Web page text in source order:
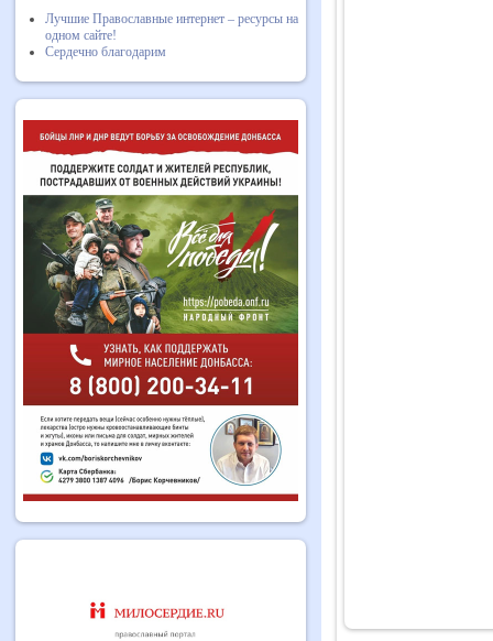
Лучшие Православные интернет – ресурсы на
одном сайте!
Сердечно благодарим